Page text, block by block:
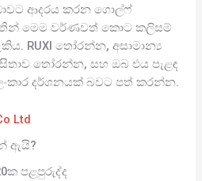
ආදරය කරන ගොල්ෆ්
මෙම වර්ණවත් කොට කලිසම්
RUXI තෝරන්න, අසාමාන්‍ය
තෝරන්න, සහ ඔබ එය පැළඳ
දර්ශනයක් බවට පත් කරන්න.
Ltd
ඇයි?
පළපුරුද්ද